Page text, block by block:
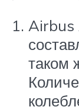
Airbus
таком